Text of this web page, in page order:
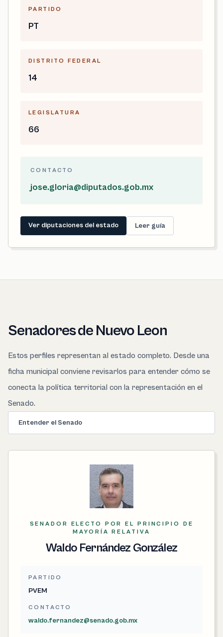
PARTIDO
PT
DISTRITO FEDERAL
14
LEGISLATURA
66
CONTACTO
jose.gloria@diputados.gob.mx
Ver diputaciones del estado Leer guía
Senadores de Nuevo Leon
Estos perfiles representan al estado completo. Desde una
ficha municipal conviene revisarlos para entender cómo se
conecta la política territorial con la representación en el
Senado.
Entender el Senado
SENADOR ELECTO POR EL PRINCIPIO DE
MAYORÍA RELATIVA
Waldo Fernández González
PARTIDO
PVEM
CONTACTO
waldo.fernandez@senado.gob.mx